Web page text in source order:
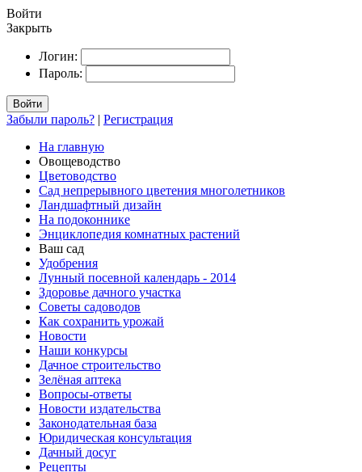
Войти
Закрыть
Логин:
Пароль:
Войти
Забыли пароль? | Регистрация
На главную
Овощеводство
Цветоводство
Сад непрерывного цветения многолетников
Ландшафтный дизайн
На подоконнике
Энциклопедия комнатных растений
Ваш сад
Удобрения
Лунный посевной календарь - 2014
Здоровье дачного участка
Советы садоводов
Как сохранить урожай
Новости
Наши конкурсы
Дачное строительство
Зелёная аптека
Вопросы-ответы
Новости издательства
Законодательная база
Юридическая консультация
Дачный досуг
Рецепты